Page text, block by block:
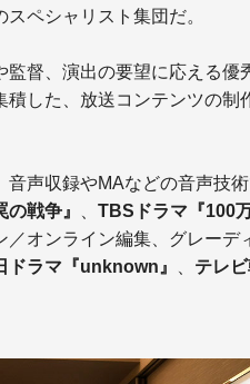
ペシャリスト集団だ。
監督、演出の要望に応える
積した、放送コンテンツの
音声収録やMAなどの音声技
戦争』
TBSドラマ『100
／オンライン編集、グレーデ
ドラマ『unknown』
テレ